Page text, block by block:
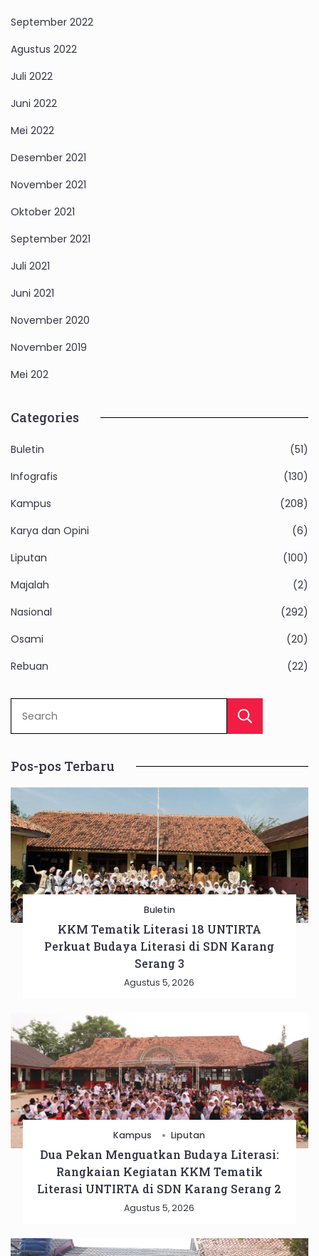
September 2022
Agustus 2022
Juli 2022
Juni 2022
Mei 2022
Desember 2021
November 2021
Oktober 2021
September 2021
Juli 2021
Juni 2021
November 2020
November 2019
Mei 202
Categories
Buletin
(51)
Infografis
(130)
Kampus
(208)
Karya dan Opini
(6)
Liputan
(100)
Majalah
(2)
Nasional
(292)
Osami
(20)
Rebuan
(22)
Pos-pos Terbaru
Buletin
KKM Tematik Literasi 18 UNTIRTA
Perkuat Budaya Literasi di SDN Karang
Serang 3
Agustus 5, 2026
Kampus Liputan
Dua Pekan Menguatkan Budaya Literasi:
Rangkaian Kegiatan KKM Tematik
Literasi UNTIRTA di SDN Karang Serang 2
Agustus 5, 2026